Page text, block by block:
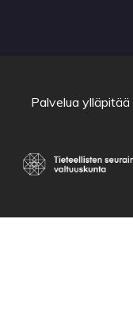
Palvelua ylläpitää